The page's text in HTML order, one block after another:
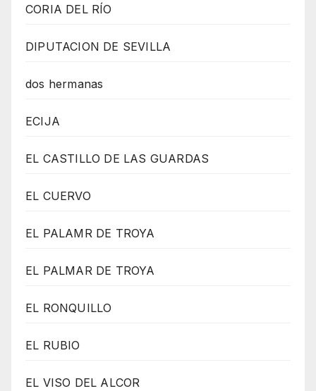
CORIA DEL RÍO
DIPUTACION DE SEVILLA
dos hermanas
ECIJA
EL CASTILLO DE LAS GUARDAS
EL CUERVO
EL PALAMR DE TROYA
EL PALMAR DE TROYA
EL RONQUILLO
EL RUBIO
EL VISO DEL ALCOR